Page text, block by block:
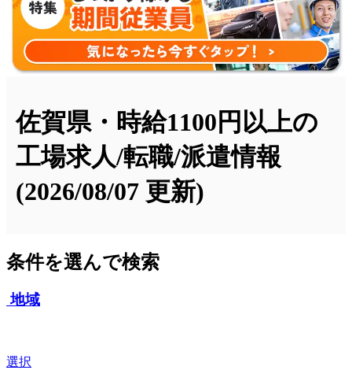
佐賀県・時給1100円以上の
工場求人/転職/派遣情報
(2026/08/07 更新)
条件を選んで検索
地域
選択